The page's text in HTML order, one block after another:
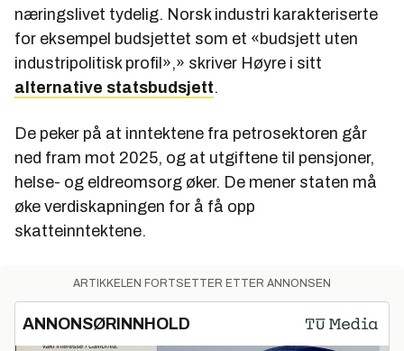
næringslivet tydelig. Norsk industri karakteriserte
for eksempel budsjettet som et «budsjett uten
industripolitisk profil»,» skriver Høyre i sitt
alternative statsbudsjett.
De peker på at inntektene fra petrosektoren går
ned fram mot 2025, og at utgiftene til pensjoner,
helse- og eldreomsorg øker. De mener staten må
øke verdiskapningen for å få opp
skatteinntektene.
ARTIKKELEN FORTSETTER ETTER ANNONSEN
ANNONSØRINNHOLD